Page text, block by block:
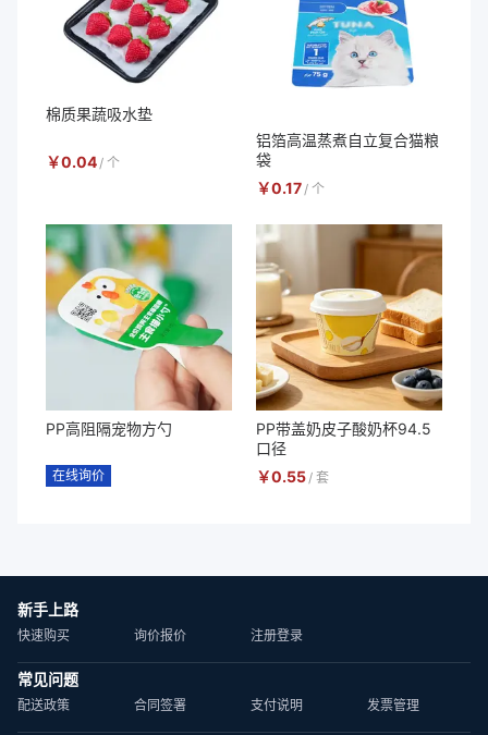
棉质果蔬吸水垫
￥0.04 / 个
铝箔高温蒸煮自立复合猫粮
袋
￥0.17 / 个
PP高阻隔宠物方勺
在线询价
PP带盖奶皮子酸奶杯94.5
口径
￥0.55 / 套
新手上路
快速购买 询价报价 注册登录
常见问题
配送政策 合同签署 支付说明 发票管理